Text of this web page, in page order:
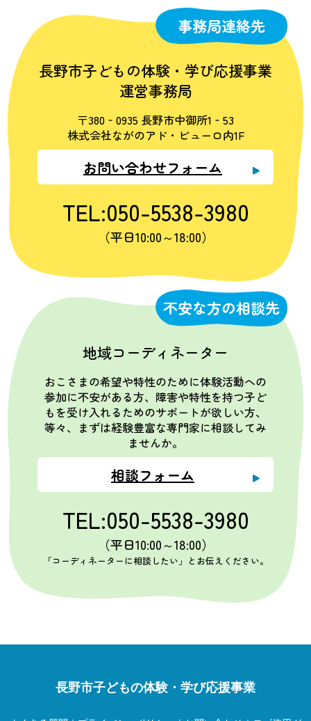
事務局連絡先
長野市子どもの体験・学び応援事業
運営事務局
〒380‐0935 長野市中御所1‐53
株式会社ながのアド・ビューロ内1F
お問い合わせフォーム
TEL:050-5538-3980
（平日10:00～18:00）
不安な方の相談先
地域コーディネーター
おこさまの希望や特性のために体験活動への
参加に不安がある方、障害や特性を持つ子ど
もを受け入れるためのサポートが欲しい方、
等々、まずは経験豊富な専門家に相談してみ
ませんか。
相談フォーム
TEL:050-5538-3980
（平日10:00～18:00）
「コーディネーターに相談したい」とお伝えください。
長野市子どもの体験・学び応援事業